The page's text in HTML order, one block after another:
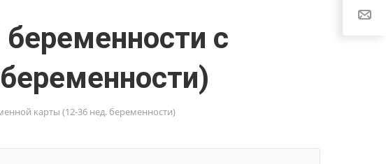
с
карты (12-36 нед. беременности)